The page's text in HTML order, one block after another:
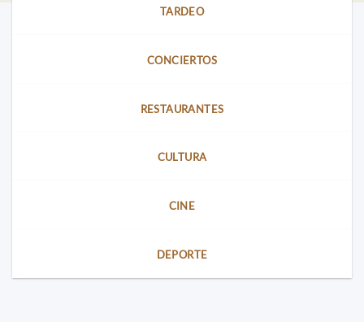
TARDEO
CONCIERTOS
RESTAURANTES
CULTURA
CINE
DEPORTE